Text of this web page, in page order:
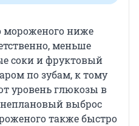
мороженого ниже
меньше
соки и фруктовый
по зубам, к тому
уровень глюкозы в
выброс
также быстро